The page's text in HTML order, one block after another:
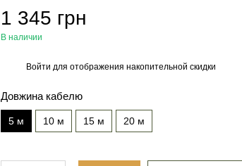
1 345 грн
В наличии
Войти для отображения накопительной скидки
Довжина кабелю
5 м 10 м 15 м 20 м